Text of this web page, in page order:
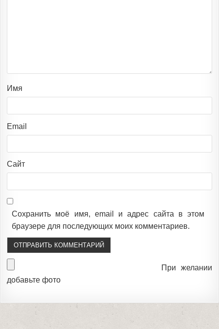
Имя
Email
Сайт
Сохранить моё имя, email и адрес сайта в этом
браузере для последующих моих комментариев.
При желании
добавьте фото